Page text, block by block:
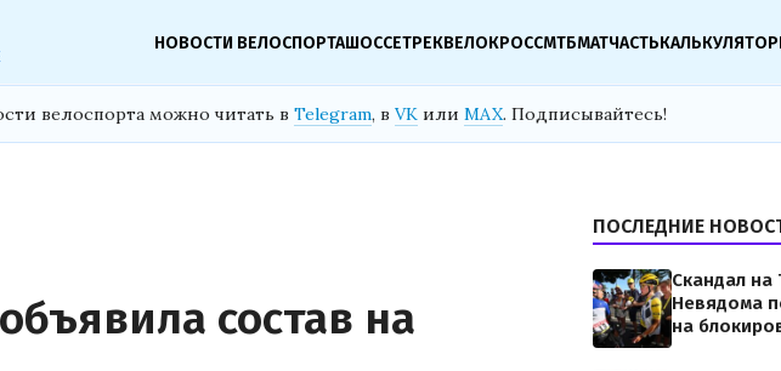
НОВОСТИ ВЕЛОСПОРТАШОССЕТРЕКВЕЛОКРОССМТБМАТЧАСТЬ
велоспорта можно читать в Telegram, в VK или MAX. Подписывайтесь!
состав на
ПОСЛЕДНИЕ
Скандал
Невядома
на